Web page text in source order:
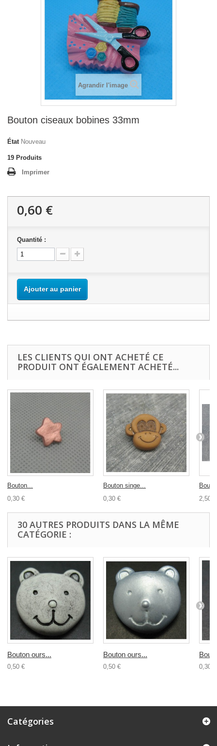
Agrandir l'image
Bouton ciseaux bobines 33mm
État Nouveau
19 Produits
Imprimer
0,60 €
Quantité :
Ajouter au panier
LES CLIENTS QUI ONT ACHETÉ CE
PRODUIT ONT ÉGALEMENT ACHETÉ...
Bouton...
0,30 €
Bouton singe...
0,30 €
2,50 €
30 AUTRES PRODUITS DANS LA MÊME
CATÉGORIE :
Bouton ours...
0,50 €
Bouton ours...
0,50 € 0,30 €
Catégories